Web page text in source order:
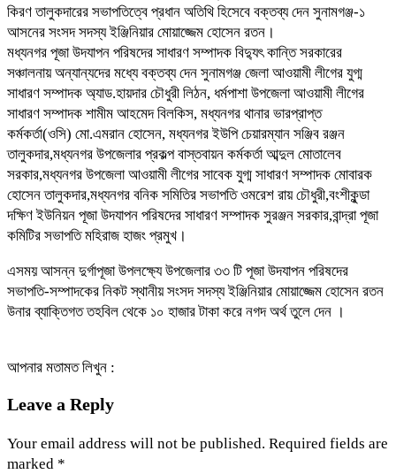
কিরণ তালুকদারের সভাপতিত্বে প্রধান অতিথি হিসেবে বক্তব্য দেন সুনামগঞ্জ-১
আসনের সংসদ সদস্য ইঞ্জিনিয়ার মোয়াজ্জেম হোসেন রতন।
মধ্যনগর পূজা উদযাপন পরিষদের সাধারণ সম্পাদক বিদ্যুৎ কান্তি সরকারের
সঞ্চালনায় অন্যান্যদের মধ্যে বক্তব্য দেন সুনামগঞ্জ জেলা আওয়ামী লীগের যুগ্ম
সাধারণ সম্পাদক অ্যাড.হায়দার চৌধুরী লিঠন, ধর্মপাশা উপজেলা আওয়ামী লীগের
সাধারণ সম্পাদক শামীম আহমেদ বিলকিস, মধ্যনগর থানার ভারপ্রাপ্ত
কর্মকর্তা(ওসি) মো.এমরান হোসেন, মধ্যনগর ইউপি চেয়ারম্যান সঞ্জিব রঞ্জন
তালুকদার,মধ্যনগর উপজেলার প্রকল্প বাস্তবায়ন কর্মকর্তা আব্দুল মোতালেব
সরকার,মধ্যনগর উপজেলা আওয়ামী লীগের সাবেক যুগ্ম সাধারণ সম্পাদক মোবারক
হোসেন তালুকদার,মধ্যনগর বনিক সমিতির সভাপতি ওমরেশ রায় চৌধুরী,বংশীকুন্ডা
দক্ষিণ ইউনিয়ন পূজা উদযাপন পরিষদের সাধারণ সম্পাদক সুরঞ্জন সরকার,বান্দ্রা পূজা
কমিটির সভাপতি মহিরাজ হাজং প্রমুখ।
এসময় আসন্ন দুর্গাপূজা উপলক্ষ্যে উপজেলার ৩৩ টি পূজা উদযাপন পরিষদের
সভাপতি-সম্পাদকের নিকট স্থানীয় সংসদ সদস্য ইঞ্জিনিয়ার মোয়াজ্জেম হোসেন রতন
উনার ব্যাক্তিগত তহবিল থেকে ১০ হাজার টাকা করে নগদ অর্থ তুলে দেন ।
আপনার মতামত লিখুন :
Leave a Reply
Your email address will not be published. Required fields are
marked *